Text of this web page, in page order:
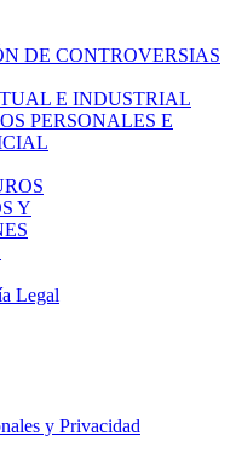
DE CONTROVERSIAS
E INDUSTRIAL
PERSONALES E
Y
Legal
y Privacidad